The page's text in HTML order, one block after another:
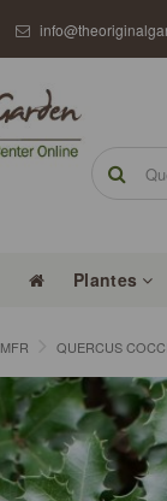
Plantes
MFR QUERCUS